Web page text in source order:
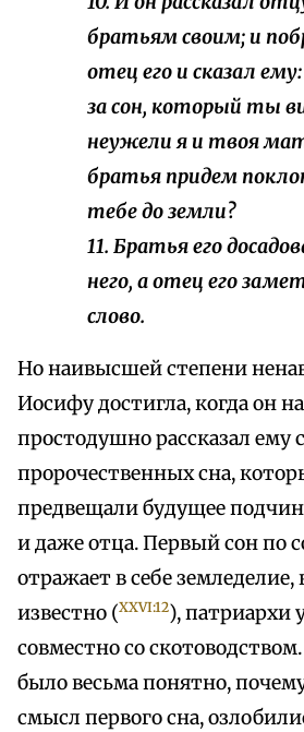
братьям своим; и
отец его и сказал
за сон, который ты
неужели я и твоя
братья придем
тебе до земли?
11. Братья его
него, а отец его
слово.
Но наивысшей степени
Иосифу достигла, когда он
простодушно рассказал ему
пророчественных сна,
предвещали будущее
и даже отца. Первый сон по
отражает в себе
известно (XXVI:12), патриархи
совместно со
было весьма понятно,
смысл первого сна,